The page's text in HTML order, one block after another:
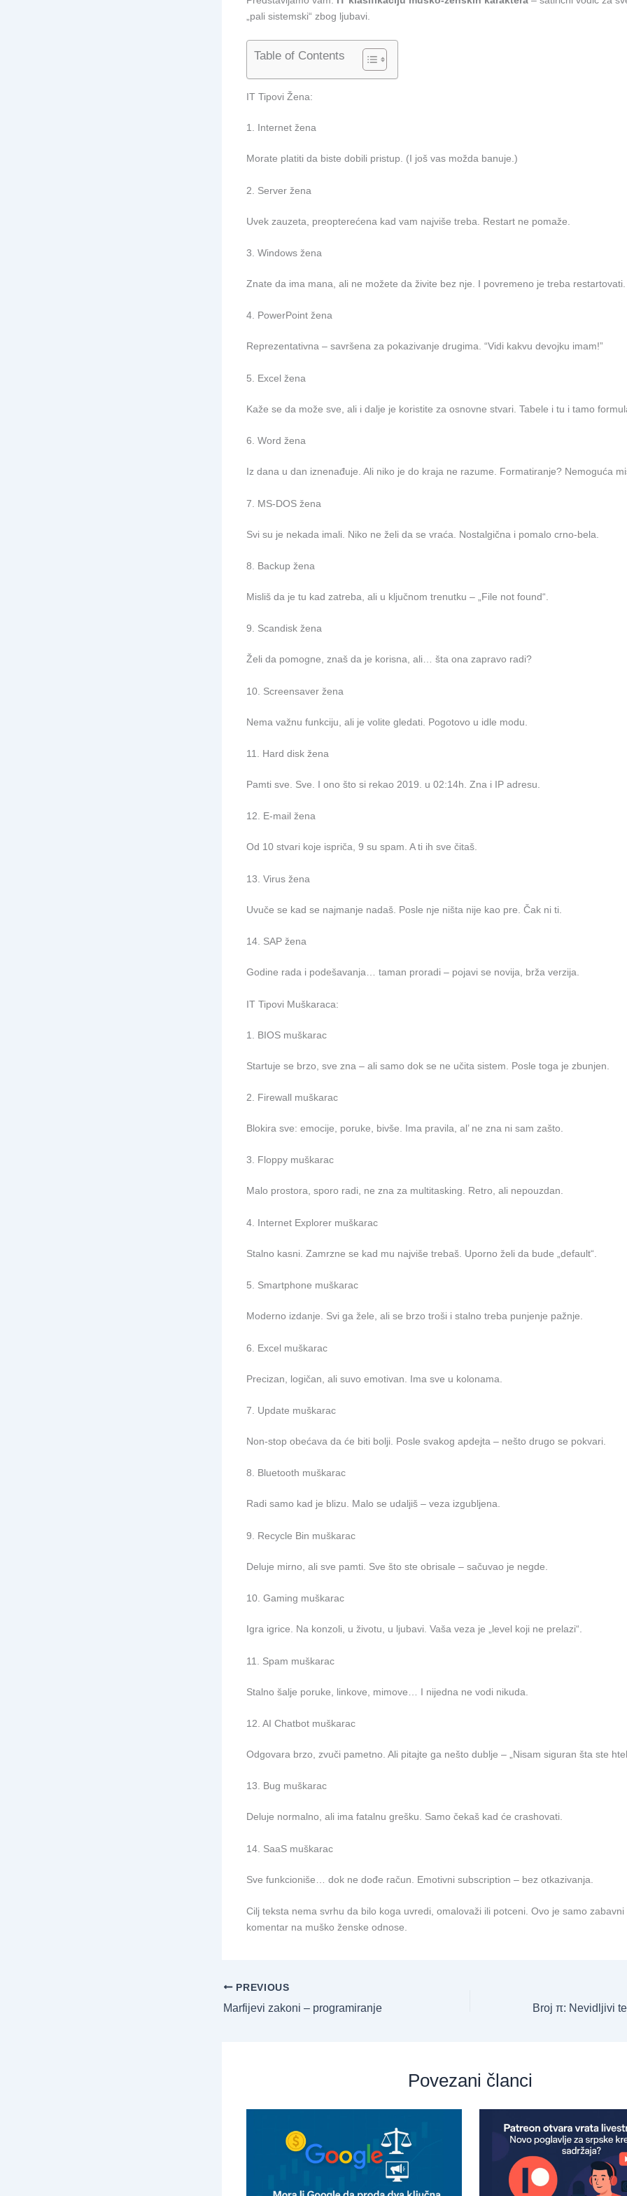
„pali sistemski“ zbog ljubavi.
Table of Contents
IT Tipovi Žena:
1. Internet žena
Morate platiti da biste dobili pristup. (I još vas možda banuje.)
2. Server žena
Uvek zauzeta, preopterećena kad vam najviše treba. Restart ne pomaže.
3. Windows žena
Znate da ima mana, ali ne možete da živite bez nje. I povremeno je treba restartovati.
4. PowerPoint žena
Reprezentativna – savršena za pokazivanje drugima. “Vidi kakvu devojku imam!”
5. Excel žena
Kaže se da može sve, ali i dalje je koristite za osnovne stvari. Tabele i tu i tamo
6. Word žena
Iz dana u dan iznenađuje. Ali niko je do kraja ne razume. Formatiranje? Nemoguća
7. MS-DOS žena
Svi su je nekada imali. Niko ne želi da se vraća. Nostalgična i pomalo crno-bela.
8. Backup žena
Misliš da je tu kad zatreba, ali u ključnom trenutku – „File not found“.
9. Scandisk žena
Želi da pomogne, znaš da je korisna, ali… šta ona zapravo radi?
10. Screensaver žena
Nema važnu funkciju, ali je volite gledati. Pogotovo u idle modu.
11. Hard disk žena
Pamti sve. Sve. I ono što si rekao 2019. u 02:14h. Zna i IP adresu.
12. E-mail žena
Od 10 stvari koje ispriča, 9 su spam. A ti ih sve čitaš.
13. Virus žena
Uvuče se kad se najmanje nadaš. Posle nje ništa nije kao pre. Čak ni ti.
14. SAP žena
Godine rada i podešavanja… taman proradi – pojavi se novija, brža verzija.
IT Tipovi Muškaraca:
1. BIOS muškarac
Startuje se brzo, sve zna – ali samo dok se ne učita sistem. Posle toga je zbunjen.
2. Firewall muškarac
Blokira sve: emocije, poruke, bivše. Ima pravila, al’ ne zna ni sam zašto.
3. Floppy muškarac
Malo prostora, sporo radi, ne zna za multitasking. Retro, ali nepouzdan.
4. Internet Explorer muškarac
Stalno kasni. Zamrzne se kad mu najviše trebaš. Uporno želi da bude „default“.
5. Smartphone muškarac
Moderno izdanje. Svi ga žele, ali se brzo troši i stalno treba punjenje pažnje.
6. Excel muškarac
Precizan, logičan, ali suvo emotivan. Ima sve u kolonama.
7. Update muškarac
Non-stop obećava da će biti bolji. Posle svakog apdejta – nešto drugo se pokvari.
8. Bluetooth muškarac
Radi samo kad je blizu. Malo se udaljiš – veza izgubljena.
9. Recycle Bin muškarac
Deluje mirno, ali sve pamti. Sve što ste obrisale – sačuvao je negde.
10. Gaming muškarac
Igra igrice. Na konzoli, u životu, u ljubavi. Vaša veza je „level koji ne prelazi“.
11. Spam muškarac
Stalno šalje poruke, linkove, mimove… I nijedna ne vodi nikuda.
12. AI Chatbot muškarac
Odgovara brzo, zvuči pametno. Ali pitajte ga nešto dublje – „Nisam siguran šta ste
13. Bug muškarac
Deluje normalno, ali ima fatalnu grešku. Samo čekaš kad će crashovati.
14. SaaS muškarac
Sve funkcioniše… dok ne dođe račun. Emotivni subscription – bez otkazivanja.
Cilj teksta nema svrhu da bilo koga uvredi, omalovaži ili potceni. Ovo je samo zabavni
komentar na muško ženske odnose.
PREVIOUS
Marfijevi zakoni – programiranje
Povezani članci